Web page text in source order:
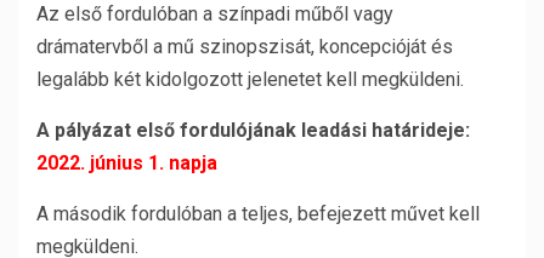
Az első fordulóban a színpadi műből vagy
drámatervből a mű szinopszisát, koncepcióját és
legalább két kidolgozott jelenetet kell megküldeni.
A pályázat első fordulójának leadási határideje:
2022. június 1. napja
A második fordulóban a teljes, befejezett művet kell
megküldeni.